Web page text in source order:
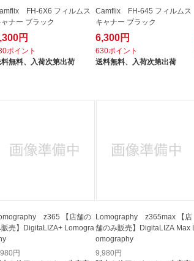
FH-6X6 フィルムス
ャナー ブラック
円
ポイント
無料、 入荷次第出荷
Camflix FH-645 フィルムス
キャナー ブラック
6,300円
630ポイント
送料無料、 入荷次第出荷
z365 【店舗の
売】DigitaLIZA+ Lomogra
円
Lomography z365max 【店
舗のみ販売】DigitaLIZA Max L
omography
9,980円